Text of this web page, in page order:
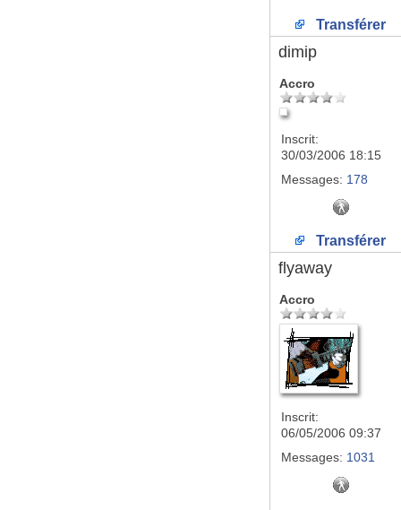
Transférer
dimip
Accro
Inscrit:
30/03/2006 18:15
Messages: 178
Transférer
flyaway
Accro
Inscrit:
06/05/2006 09:37
Messages: 1031